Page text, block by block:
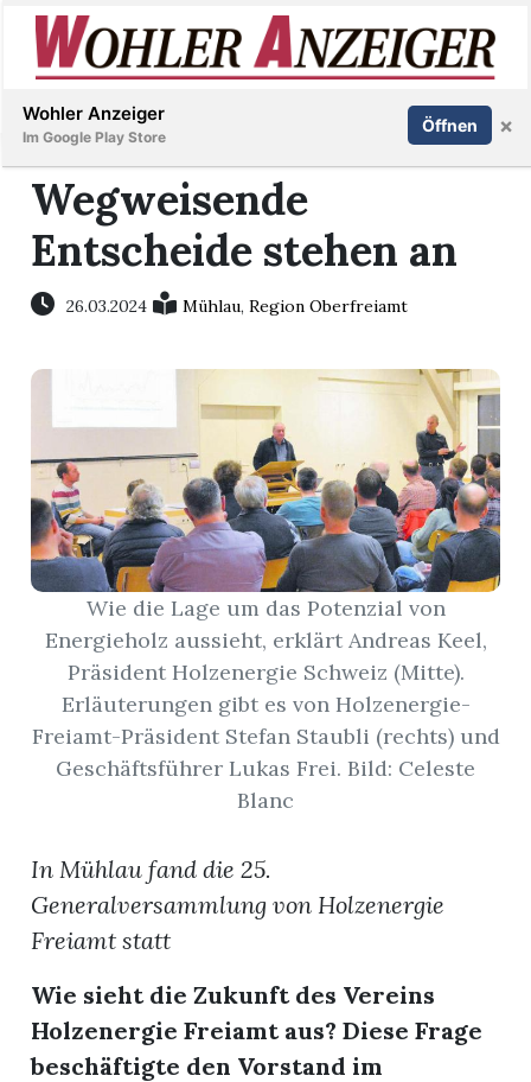
Immobilien
Veranstaltungen
Stellen
Paper
Newsletter
App
Inserieren Abonnieren Anmelden
Wegweisende
Entscheide stehen an
26.03.2024 Mühlau,Region Oberfreiamt
Wie die Lage um das Potenzial von
Energieholz aussieht, erklärt Andreas Keel,
Präsident Holzenergie Schweiz (Mitte).
Erläuterungen gibt es von Holzenergie-
Freiamt-Präsident Stefan Staubli (rechts) und
Geschäftsführer Lukas Frei. Bild: Celeste
Blanc
In Mühlau fand die 25.
Generalversammlung von Holzenergie
Freiamt statt
Wie sieht die Zukunft des Vereins
Holzenergie Freiamt aus? Diese Frage
beschäftigte den Vorstand im
Wohler Anzeiger
Im Google Play Store
Öffnen ×